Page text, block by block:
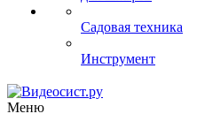
Садовая техника
Инструмент
Меню